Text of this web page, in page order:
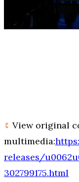
View original
multimedia:
releases/
302799175.html